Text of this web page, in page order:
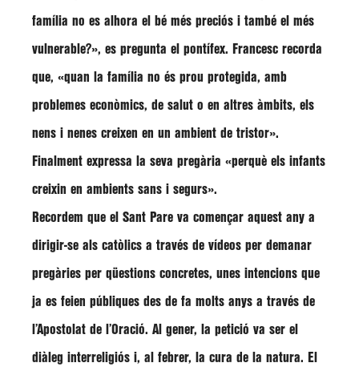
família no es alhora el bé més preciós i també el més
vulnerable?», es pregunta el pontífex. Francesc recorda
que, «quan la família no és prou protegida, amb
problemes econòmics, de salut o en altres àmbits, els
nens i nenes creixen en un ambient de tristor».
Finalment expressa la seva pregària «perquè els infants
creixin en ambients sans i segurs».
Recordem que el Sant Pare va començar aquest any a
dirigir-se als catòlics a través de vídeos per demanar
pregàries per qüestions concretes, unes intencions que
ja es feien públiques des de fa molts anys a través de
l’Apostolat de l’Oració. Al gener, la petició va ser el
diàleg interreligiós i, al febrer, la cura de la natura. El